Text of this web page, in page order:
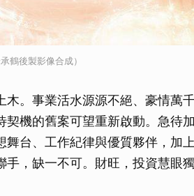
鶴後製影像合成）
木。事業活水源源不絕、豪情萬
契機的舊案可望重新啟動。急待
舞台、工作紀律與優質夥伴，加
手，缺一不可。財旺，投資慧眼